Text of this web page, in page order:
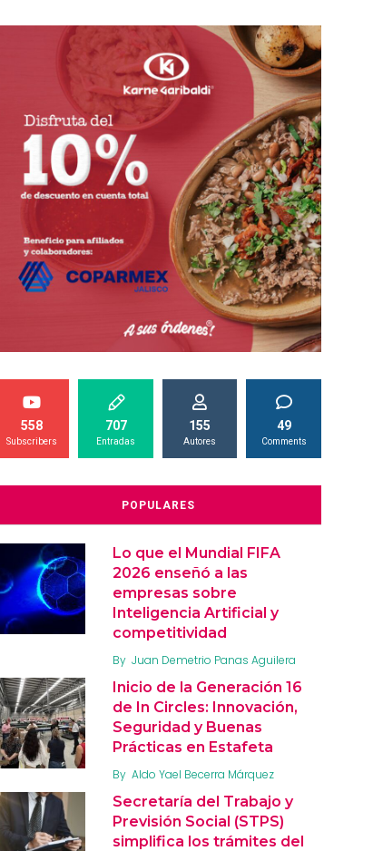
558
Subscribers
707
Entradas
155
Autores
49
Comments
POPULARES
Lo que el Mundial FIFA
2026 enseñó a las
empresas sobre
Inteligencia Artificial y
competitividad
By Juan Demetrio Panas Aguilera
Inicio de la Generación 16
de In Circles: Innovación,
Seguridad y Buenas
Prácticas en Estafeta
By Aldo Yael Becerra Márquez
Secretaría del Trabajo y
Previsión Social (STPS)
simplifica los trámites del